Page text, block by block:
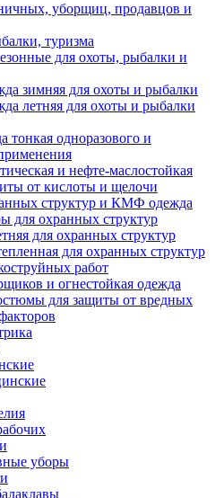
уборщиц, продавцов и
туризма
для охоты, рыбалки и
зимняя для охоты и рыбалки
летняя для охоты и рыбалки
тонкая одноразового и
и нефте-маслостойкая
от кислоты и щелочи
структур и КМФ одежда
для охранных структур
для охранных структур
для охранных структур
работ
и огнестойкая одежда
для защиты от вредных
уборы